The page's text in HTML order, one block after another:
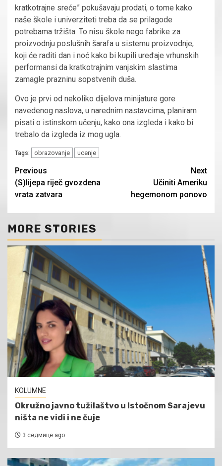
kratkotrajne sreće” pokušavaju prodati, o tome kako
naše škole i univerziteti treba da se prilagode
potrebama tržišta. To nisu škole nego fabrike za
proizvodnju poslušnih šarafa u sistemu proizvodnje,
koji će raditi dan i noć kako bi kupili uređaje vrhunskih
performansi da kratkotrajnim vanjskim slastima
zamagle prazninu sopstvenih duša.
Ovo je prvi od nekoliko dijelova minijature gore
navedenog naslova, u narednim nastavcima, planiram
pisati o istinskom učenju, kako ona izgleda i kako bi
trebalo da izgleda iz mog ugla.
Tags: obrazovanje ucenje
Continue
Reading
Previous
(S)lijepa riječ gvozdena
vrata zatvara
Next
Učiniti Ameriku
hegemonom ponovo
MORE STORIES
KOLUMNE
Okružno javno tužilaštvo u Istočnom Sarajevu
ništa ne vidi i ne čuje
3 седмице ago